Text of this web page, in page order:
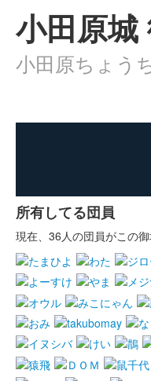
小田原城
小田原ちょう
所有してる団員
現在、36人の団員がこの御